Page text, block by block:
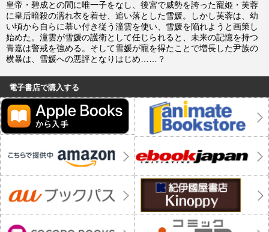
皇帝・碧成との間に唯一子をなし、後宮で威勢を誇った寵姫・芙蓉
に皇后暗殺の濡れ衣を着せ、追い落とした雪媛。しかし芙蓉は、幼
い頃から自らに慕い付き従う潼雲を使い、雪媛を陥れようと画策し
始めた。潼雲が雪媛の護衛として任じられると、未来の記憶を持つ
青嘉は警戒を強める。そして雪媛が寵を得たことで増長した尹族の
横暴は、雪媛への悪評となりはじめ……？
電子書店で購入する